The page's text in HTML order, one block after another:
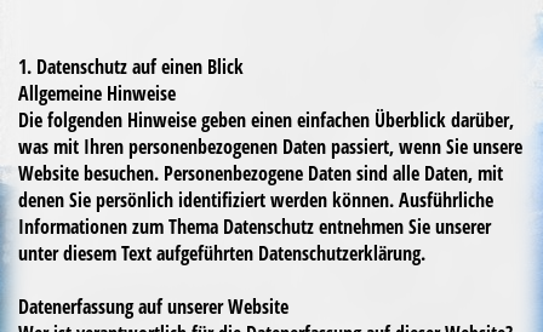
1. Datenschutz auf einen Blick
Allgemeine Hinweise
Die folgenden Hinweise geben einen einfachen Überblick darüber,
was mit Ihren personenbezogenen Daten passiert, wenn Sie unsere
Website besuchen. Personenbezogene Daten sind alle Daten, mit
denen Sie persönlich identifiziert werden können. Ausführliche
Informationen zum Thema Datenschutz entnehmen Sie unserer
unter diesem Text aufgeführten Datenschutzerklärung.
Datenerfassung auf unserer Website